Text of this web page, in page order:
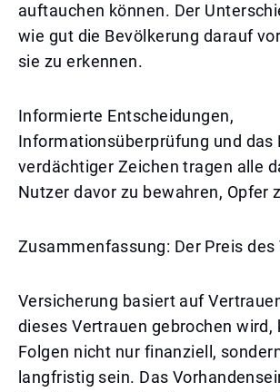
auftauchen können. Der
wie gut die Bevölkerung darauf
sie zu erkennen.
Informierte Entscheidungen,
Informationsüberprüfung und das
verdächtiger Zeichen tragen alle
Nutzer davor zu bewahren, Opfer
Zusammenfassung: Der Preis
Versicherung basiert auf
dieses Vertrauen gebrochen wird,
Folgen nicht nur finanziell,
langfristig sein. Das